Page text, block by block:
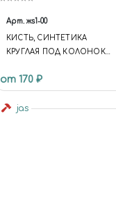
Арт. жs1-00
КИСТЬ, СИНТЕТИКА
КРУГЛАЯ ПОД КОЛОНОК
РУЧКА (ЖS1-00,55Ж)
от 170 ₽
jas